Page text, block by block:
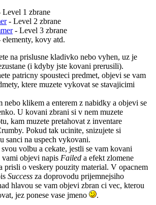
1 zbrane
- Level 2 zbrane
- Level 3 zbrane
elementy, kovy atd.
na prislusne kladivko nebo vyhen, uz je
(i kdyby jste kovani prerusili).
patricny spousteci predmet, objevi se vam
ktere muzete vykovat se stavajicimi
nebo klikem a enterem z nabidky a objevi se
U kovani zbrani si v nem muzete
kam muzete pretahovat z inventare
Pokud tak ucinite, snizujete si
sanci na uspech vykovani.
volbu a cekate, jestli se vam kovani
vami objevi napis Failed a efekt zlomene
prisli o veskery pouzity material. V opacnem
Success za doprovodu prijemnejsiho
hlavou se vam objevi zbran ci vec, kterou
jez ponese vase jmeno
.